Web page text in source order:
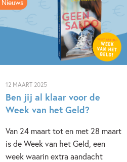
Verschijningsdatum:
10-11-2021
Kenmerken van dit boek
Dagelijks leven
12 MAART 2025
Ben jij al klaar voor de
Week van het Geld?
Van 24 maart tot en met 28 maart
is de Week van het Geld, een
week waarin extra aandacht
Nieuws